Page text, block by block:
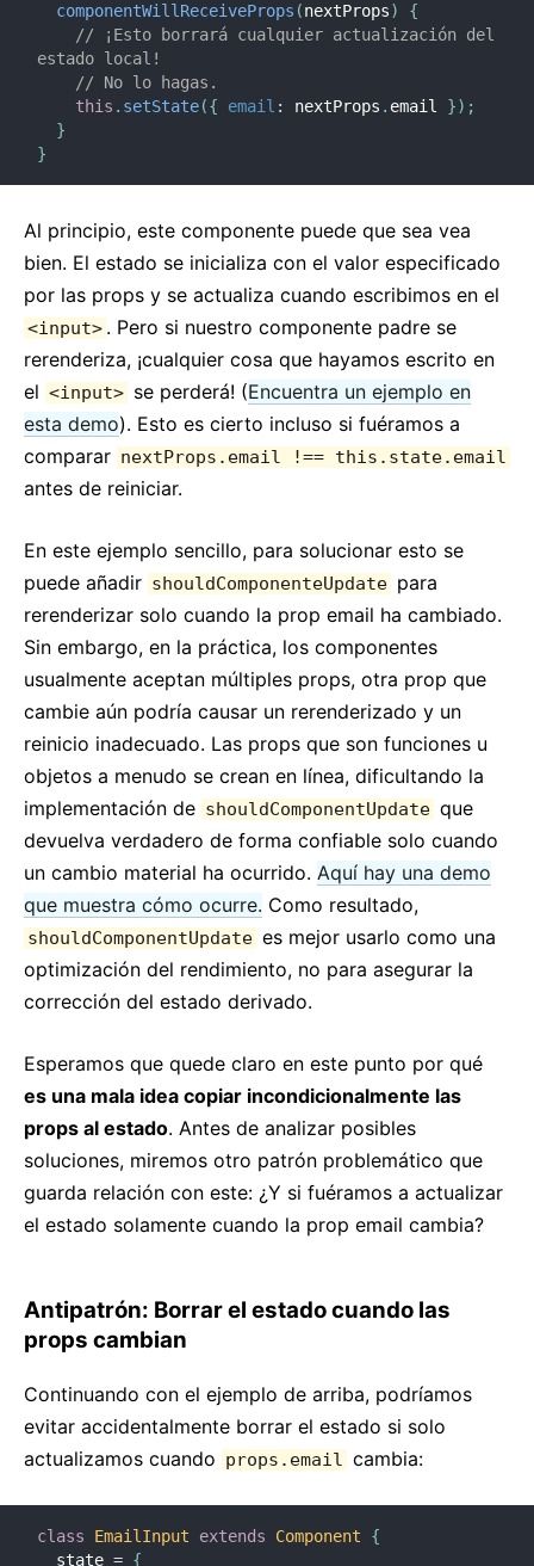
componentWillReceiveProps (nextProps)
{
// ¡Esto borrará cualquier actualización del
estado local!
// No lo hagas.
this . setState({ email : nextProps . email }) ;
}
}
Al principio, este componente puede que sea vea
bien. El estado se inicializa con el valor especificado
por las props y se actualiza cuando escribimos en el
<input> . Pero si nuestro componente padre se
rerenderiza, ¡cualquier cosa que hayamos escrito en
el <input> se perderá! (Encuentra un ejemplo en
esta demo). Esto es cierto incluso si fuéramos a
comparar nextProps.email !== this.state.email
antes de reiniciar.
En este ejemplo sencillo, para solucionar esto se
puede añadir shouldComponenteUpdate para
rerenderizar solo cuando la prop email ha cambiado.
Sin embargo, en la práctica, los componentes
usualmente aceptan múltiples props, otra prop que
cambie aún podría causar un rerenderizado y un
reinicio inadecuado. Las props que son funciones u
objetos a menudo se crean en línea, dificultando la
implementación de shouldComponentUpdate que
devuelva verdadero de forma confiable solo cuando
un cambio material ha ocurrido. Aquí hay una demo
que muestra cómo ocurre. Como resultado,
shouldComponentUpdate es mejor usarlo como una
optimización del rendimiento, no para asegurar la
corrección del estado derivado.
Esperamos que quede claro en este punto por qué
es una mala idea copiar incondicionalmente las
props al estado. Antes de analizar posibles
soluciones, miremos otro patrón problemático que
guarda relación con este: ¿Y si fuéramos a actualizar
el estado solamente cuando la prop email cambia?
Antipatrón: Borrar el estado cuando las
props cambian
Continuando con el ejemplo de arriba, podríamos
evitar accidentalmente borrar el estado si solo
actualizamos cuando props.email cambia:
class EmailInput extends Component
{
  state
= {